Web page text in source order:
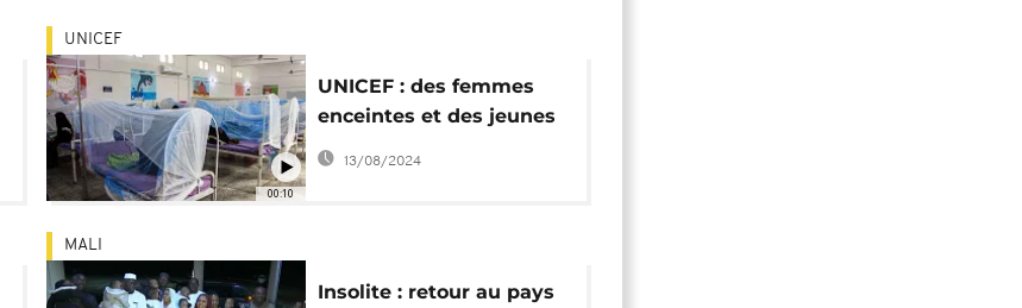
00:10
UNICEF
UNICEF : des femmes
enceintes et des jeunes
mamans en
malnutrition
13/08/2024
MALI
Insolite : retour au pays